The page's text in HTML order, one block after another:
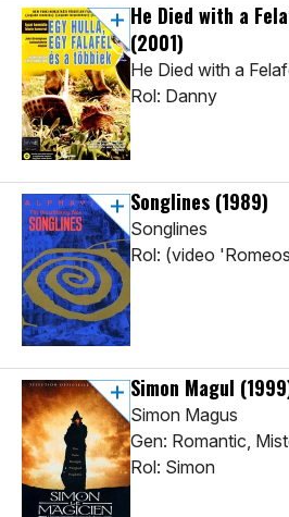
He Died with a
(2001)
He Died with a
Rol: Danny
Songlines (1989)
Songlines
Rol: (video
Simon Magul
Simon Magus
Gen: Romantic,
Rol: Simon